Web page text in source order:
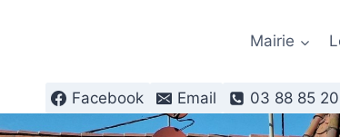
Mairie
Facebook Email 03 88 85